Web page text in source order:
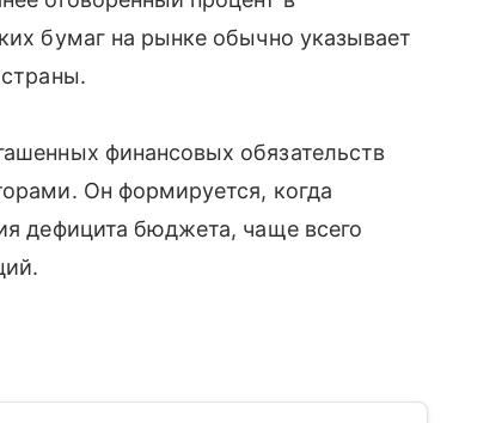
бумаг на рынке обычно указывает
финансовых обязательств
Он формируется, когда
дефицита бюджета, чаще всего